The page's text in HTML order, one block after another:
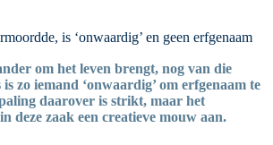
is ‘onwaardig’ en geen erfgenaam
om het leven brengt, nog van die
zo iemand ‘onwaardig’ om erfgenaam te
daarover is strikt, maar het
deze zaak een creatieve mouw aan.